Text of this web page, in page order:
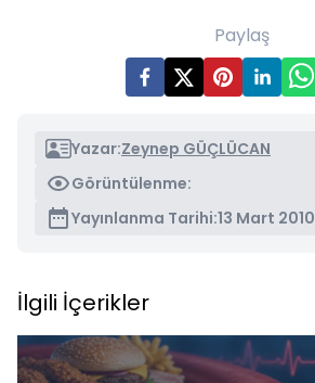
Paylaş
Yazar:Zeynep GÜÇLÜCAN
Görüntülenme:
Yayınlanma Tarihi:13 Mart 2010
İlgili İçerikler